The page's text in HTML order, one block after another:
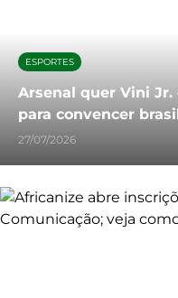
ESPORTES
Arsenal quer Vini Jr.
para convencer
27/07/2026